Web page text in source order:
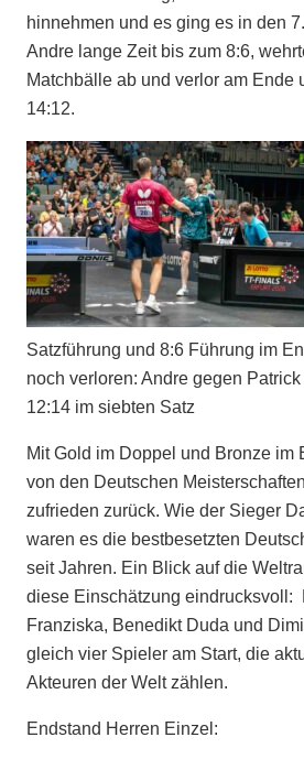
hinnehmen und es ging es in den
Andre lange Zeit bis zum 8:6,
Matchbälle ab und verlor am Ende
14:12.
Satzführung und 8:6 Führung im
noch verloren: Andre gegen
12:14 im siebten Satz
Mit Gold im Doppel und Bronze im
von den Deutschen
zufrieden zurück. Wie der Sieger
waren es die bestbesetzten
seit Jahren. Ein Blick auf die
diese Einschätzung eindrucksvoll:
Franziska, Benedikt Duda und
gleich vier Spieler am Start, die
Akteuren der Welt zählen.
Endstand Herren Einzel: